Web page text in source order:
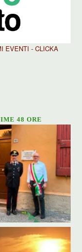
EVENTI - CLICKA
48 ORE